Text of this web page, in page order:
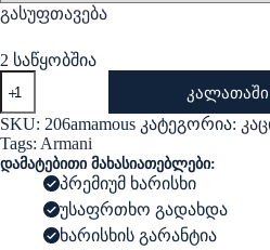
გასუფთავება
2 საწყობშია
Armani
-
Yamamous
Black
Sneakers
SKU: 206amamous კატეგორია:
Tags: Armani
დამატებითი მახასიათებლები:
პრემიუმ ხარისხი
უსაფრთხო გადახდა
ხარისხის გარანტია